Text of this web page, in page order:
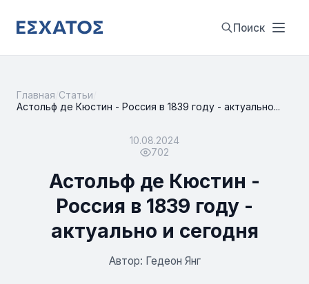
Поиск
Главная Статьи
Астольф де Кюстин - Россия в 1839 году - актуально...
10.08.2024
702
Астольф де Кюстин -
Россия в 1839 году -
актуально и сегодня
Автор: Гедеон Янг